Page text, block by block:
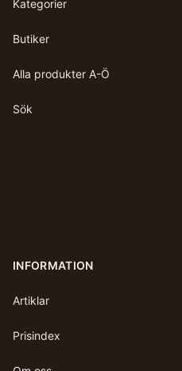
Kategorier
Butiker
Alla produkter A-Ö
Sök
INFORMATION
Artiklar
Prisindex